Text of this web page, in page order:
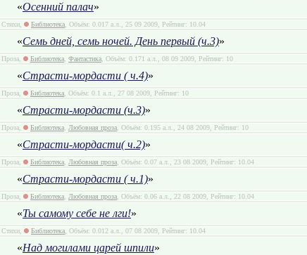
«Осенний палач»
Стихи, Библиотека, Объём: 0.017 а.л., 25 09 2009, Рейтинг: 10.04
«Семь дней, семь ночей. День первый (ч.3)»
Проза, Библиотека, Фантастика, Объём: 0.171 а.л., 08 09 2009, Рейтинг: 10
«Страсти-мордасти ( ч.4)»
Проза, Библиотека, Объём: 0.1 а.л., 27 08 2009, Рейтинг: 10
«Страсти-мордасти (ч.3)»
Проза, Библиотека, Любовная проза, Объём: 0.195 а.л., 24 08 2009, Рейтинг: 10
«Страсти-мордасти( ч.2)»
Проза, Библиотека, Любовная проза, Объём: 0.07 а.л., 23 08 2009, Рейтинг: 10.04
«Страсти-мордасти ( ч.1)»
Проза, Библиотека, Любовная проза, Объём: 0.06 а.л., 22 08 2009, Рейтинг: 10.04
«Ты самому себе не лги!»
Стихи, Библиотека, Объём: 0.012 а.л., 07 08 2009, Рейтинг: 10.04
«Над могилами царей шпили»